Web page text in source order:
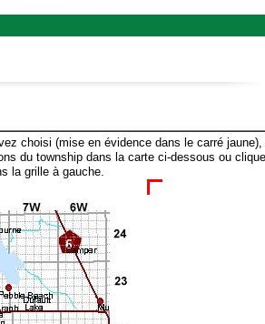
choisi (mise en évidence dans le carré
du township dans la carte ci-dessous ou
la grille à gauche.